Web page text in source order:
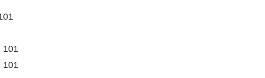
101
101